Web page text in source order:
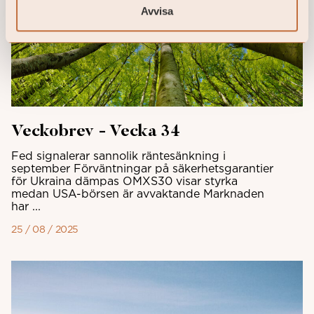
Avvisa
Veckobrev - Vecka 34
Fed signalerar sannolik räntesänkning i
september Förväntningar på säkerhetsgarantier
för Ukraina dämpas OMXS30 visar styrka
medan USA-börsen är avvaktande Marknaden
har ...
25 / 08 / 2025